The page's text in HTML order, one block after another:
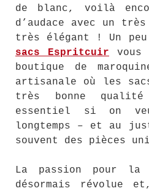
de blanc, voilà
d’audace avec un
très élégant ! Un
sacs Espritcuir vous
boutique de
artisanale où les
très bonne
essentiel si on
longtemps – et au
souvent des pièces
La passion pour
désormais révolue